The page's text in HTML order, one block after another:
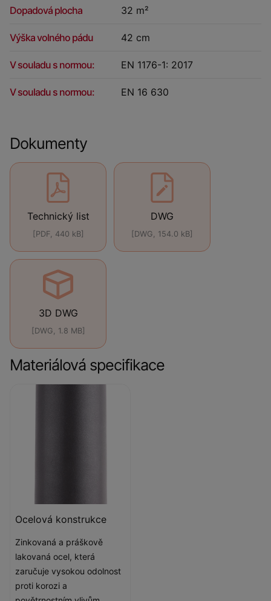
Dopadová plocha 32 m²
Výška volného pádu 42 cm
V souladu s normou: EN 1176-1: 2017
V souladu s normou: EN 16 630
Dokumenty
Technický list
[PDF, 440 kB]
DWG
[DWG, 154.0 kB]
3D DWG
[DWG, 1.8 MB]
Materiálová specifikace
Ocelová konstrukce
Zinkovaná a práškově
lakovaná ocel, která
zaručuje vysokou odolnost
proti korozi a